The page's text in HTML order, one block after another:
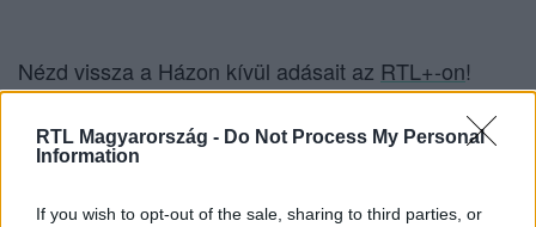
RTL Magyarország - Do Not Process My Personal
Information
If you wish to opt-out of the sale, sharing to third parties, or
Nézd vissza a Házon kívül adásait az RTL+-on!
Itt állítsd be, hogy az RTL.hu az elsők között